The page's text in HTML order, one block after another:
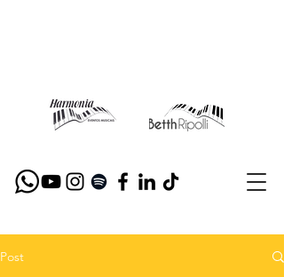
Post